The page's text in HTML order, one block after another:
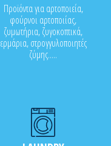
Προϊόντα για αρτοποιεία,
φούρνοι αρτοποιίας,
ζυμωτήρια, ζυγοκοπτικά,
ερμάρια, στρογγυλοποιητές
ζύμης.....